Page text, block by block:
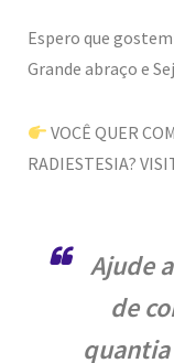
Espero que
Grande abraço e
VOCÊ QUER
RADIESTESIA?
Ajude
de
quantia